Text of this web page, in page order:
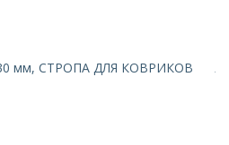
мм, СТРОПА ДЛЯ КОВРИКОВ